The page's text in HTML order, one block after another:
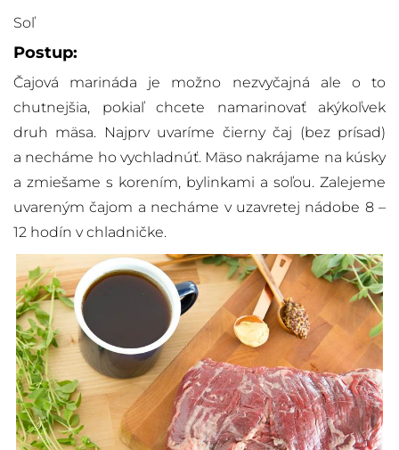
Soľ
Postup:
Čajová marináda je možno nezvyčajná ale o to
chutnejšia, pokiaľ chcete namarinovať akýkoľvek
druh mäsa. Najprv uvaríme čierny čaj (bez prísad)
a necháme ho vychladnúť. Mäso nakrájame na kúsky
a zmiešame s korením, bylinkami a soľou. Zalejeme
uvareným čajom a necháme v uzavretej nádobe 8 –
12 hodín v chladničke.